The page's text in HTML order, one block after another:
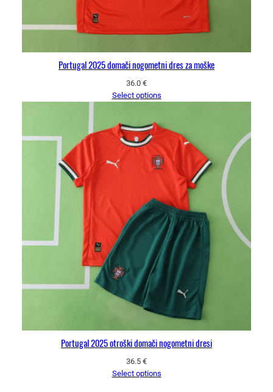
Portugal 2025 domači nogometni dres za moške
36.0 €
Select options
Portugal 2025 otroški domači nogometni dresi
36.5 €
Select options